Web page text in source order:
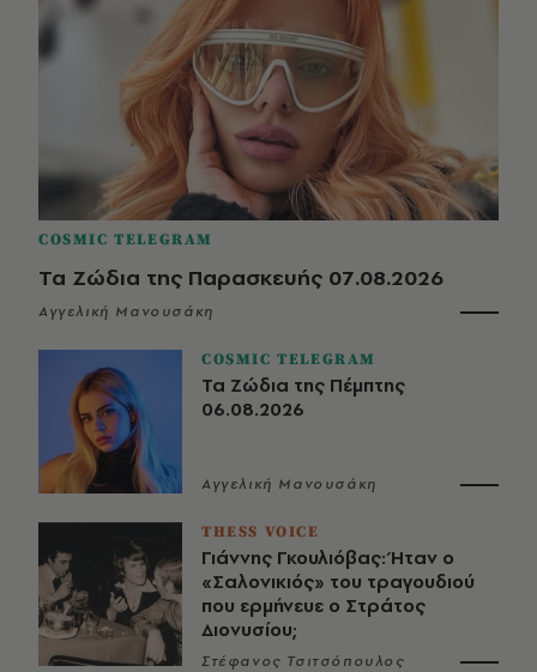
COSMIC TELEGRAM
Τα Ζώδια της Παρασκευής 07.08.2026
Αγγελική Μανουσάκη
COSMIC TELEGRAM
Τα Ζώδια της Πέμπτης
06.08.2026
Αγγελική Μανουσάκη
THESS VOICE
Γιάννης Γκουλιόβας: Ήταν ο
«Σαλονικιός» του τραγουδιού
που ερμήνευε ο Στράτος
Διονυσίου;
Στέφανος Τσιτσόπουλος